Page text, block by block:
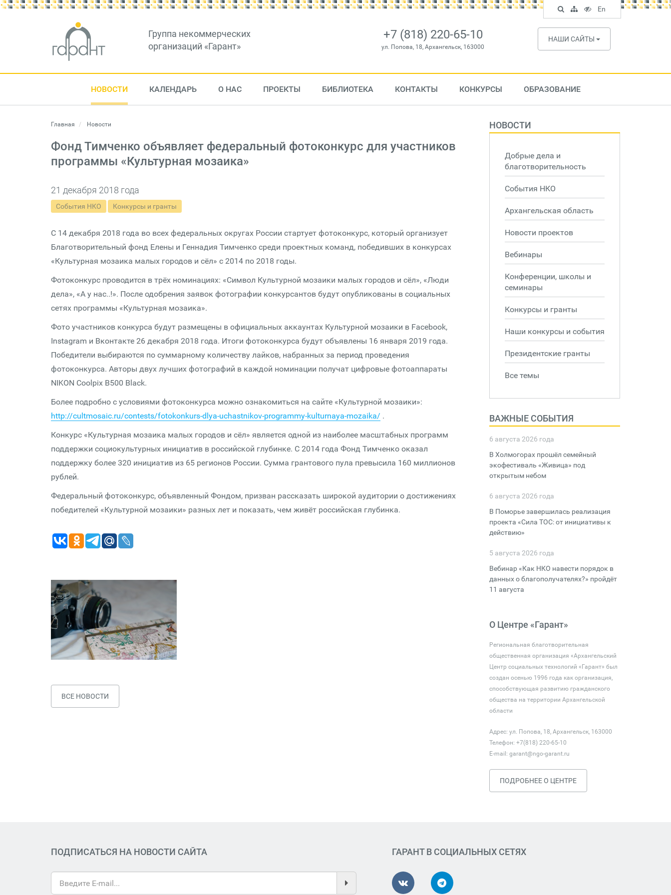
Группа некоммерческих
организаций «Гарант»
+7 (818) 220-65-10
ул. Попова, 18, Архангельск, 163000
НАШИ САЙТЫ
НОВОСТИ КАЛЕНДАРЬ О НАС ПРОЕКТЫ БИБЛИОТЕКА КОНТАКТЫ КОНКУРСЫ ОБРАЗОВАНИЕ
Главная Новости
Фонд Тимченко объявляет федеральный фотоконкурс для участников
программы «Культурная мозаика»
21 декабря 2018 года
События НКО Конкурсы и гранты
С 14 декабря 2018 года во всех федеральных округах России стартует фотоконкурс, который организует
Благотворительный фонд Елены и Геннадия Тимченко среди проектных команд, победивших в конкурсах
«Культурная мозаика малых городов и сёл» с 2014 по 2018 годы.
Фотоконкурс проводится в трёх номинациях: «Символ Культурной мозаики малых городов и сёл», «Люди
дела», «А у нас..!». После одобрения заявок фотографии конкурсантов будут опубликованы в социальных
сетях программы «Культурная мозаика».
Фото участников конкурса будут размещены в официальных аккаунтах Культурной мозаики в Facebook,
Instagram и Вконтакте 26 декабря 2018 года. Итоги фотоконкурса будут объявлены 16 января 2019 года.
Победители выбираются по суммарному количеству лайков, набранных за период проведения
фотоконкурса. Авторы двух лучших фотографий в каждой номинации получат цифровые фотоаппараты
NIKON Coolpix B500 Black.
Более подробно с условиями фотоконкурса можно ознакомиться на сайте «Культурной мозаики»:
http://cultmosaic.ru/contests/fotokonkurs-dlya-uchastnikov-programmy-kulturnaya-mozaika/ .
Конкурс «Культурная мозаика малых городов и сёл» является одной из наиболее масштабных программ
поддержки социокультурных инициатив в российской глубинке. С 2014 года Фонд Тимченко оказал
поддержку более 320 инициатив из 65 регионов России. Сумма грантового пула превысила 160 миллионов
рублей.
Федеральный фотоконкурс, объявленный Фондом, призван рассказать широкой аудитории о достижениях
победителей «Культурной мозаики» разных лет и показать, чем живёт российская глубинка.
ВСЕ НОВОСТИ
НОВОСТИ
Добрые дела и
благотворительность
События НКО
Архангельская область
Новости проектов
Вебинары
Конференции, школы и
семинары
Конкурсы и гранты
Наши конкурсы и события
Президентские гранты
Все темы
ВАЖНЫЕ СОБЫТИЯ
6 августа 2026 года
В Холмогорах прошёл семейный
экофестиваль «Живица» под
открытым небом
6 августа 2026 года
В Поморье завершилась реализация
проекта «Сила ТОС: от инициативы к
действию»
5 августа 2026 года
Вебинар «Как НКО навести порядок в
данных о благополучателях?» пройдёт
11 августа
О Центре «Гарант»
Региональная благотворительная
общественная организация «Архангельский
Центр социальных технологий «Гарант» был
создан осенью 1996 года как организация,
способствующая развитию гражданского
общества на территории Архангельской
области
Адрес: ул. Попова, 18, Архангельск, 163000
Телефон: +7(818) 220-65-10
E-mail: garant@ngo-garant.ru
ПОДРОБНЕЕ О ЦЕНТРЕ
ПОДПИСАТЬСЯ НА НОВОСТИ САЙТА ГАРАНТ В СОЦИАЛЬНЫХ СЕТЯХ
Поиск
по
сайту
Карта
сайта
Версия
для
слабовидящих
En
English